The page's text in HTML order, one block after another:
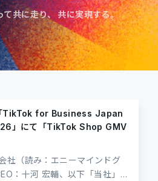
て共に走り、 共に実現する。
TikTok for Business Japan
」にて「TikTok Shop GMV
社（読み：エニーマインドグ
：十河 宏輔、以下「当社」）